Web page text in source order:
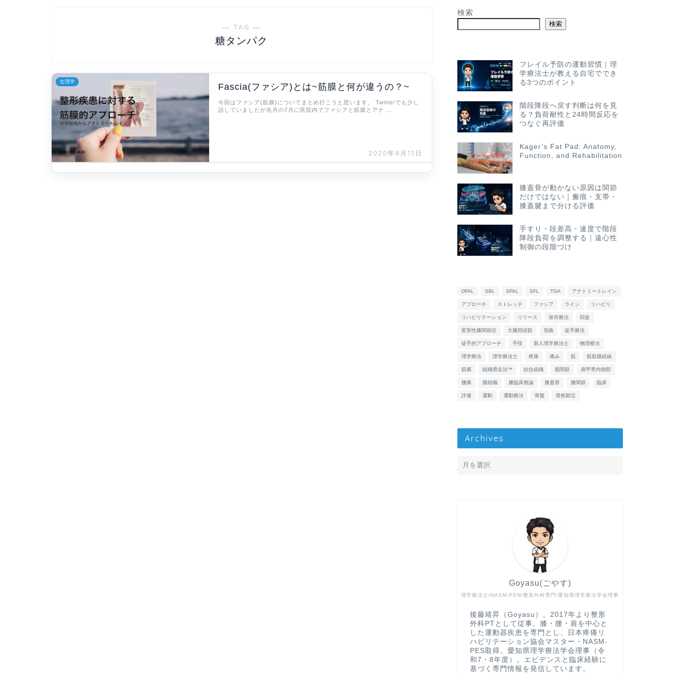
― TAG ―
糖タンパク
生理学
Fascia(ファシア)とは~筋膜と何が違うの？~
2020年8月13日
今回はファシア(筋膜)についてまとめ行こうと思います。 Twitterでも少し
話していましたが先月の7月に医院内でファシアと筋膜とアナ …
検索
検索
フレイル予防の運動習慣｜理
学療法士が教える自宅ででき
る3つのポイント
階段降段へ戻す判断は何を見
る？負荷耐性と24時間反応を
つなぐ再評価
Kager’s Fat Pad: Anatomy,
Function, and Rehabilitation
膝蓋骨が動かない原因は関節
だけではない｜瘢痕・支帯・
膝蓋腱まで分ける評価
手すり・段差高・速度で階段
降段負荷を調整する｜遠心性
制御の段階づけ
DFAL SBL SFAL SFL TGA アナトミートレイン
アプローチ ストレッチ ファシア ライン リハビリ
リハビリテーション リリース 保存療法 回旋
変形性膝関節症 大腿四頭筋 屈曲 徒手療法
徒手的アプローチ 手技 新人理学療法士 物理療法
理学療法 理学療法士 疼痛 痛み 筋 筋筋膜経線
筋膜 組織滑走法™ 結合組織 股関節 肩甲帯内側部
腰痛 膜組織 膝臨床推論 膝蓋骨 膝関節 臨床
評価 運動 運動療法 骨盤 骨粗鬆症
Archives
理学療法士/NASM-PEN/整形外科専門/愛知県理学療法学会理事
Goyasu(ごやす)
後藤靖昇（Goyasu）。2017年より整形
外科PTとして従事。膝・腰・肩を中心と
した運動器疾患を専門とし、日本疼痛リ
ハビリテーション協会マスター・NASM-
PES取得。愛知県理学療法学会理事（令
和7・8年度）。エビデンスと臨床経験に
基づく専門情報を発信しています。